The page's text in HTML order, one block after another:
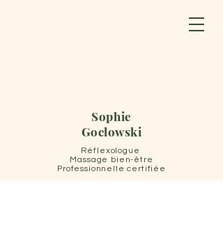
Sophie
Goclowski
Réflexologue
Massage bien-être
Professionnelle certifiée